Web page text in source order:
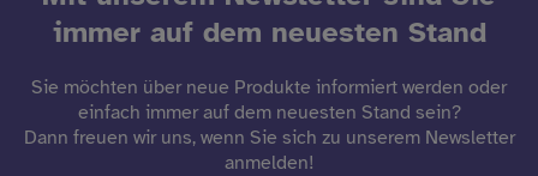
immer auf dem neuesten Stand
Sie möchten über neue Produkte informiert werden oder
einfach immer auf dem neuesten Stand sein?
Dann freuen wir uns, wenn Sie sich zu unserem Newsletter
anmelden!